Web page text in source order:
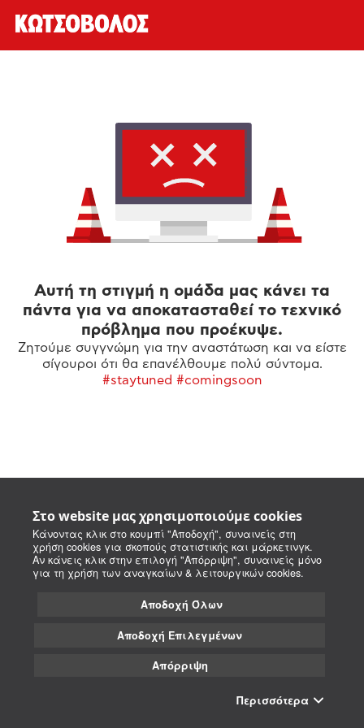
Στο website μας χρησιμοποιούμε cookies
Κάνοντας κλικ στο κουμπί "Αποδοχή", συναινείς στη
χρήση cookies για σκοπούς στατιστικής και μάρκετινγκ.
Αν κάνεις κλικ στην επιλογή "Απόρριψη", συναινείς μόνο
για τη χρήση των αναγκαίων & λειτουργικών cookies.
Αποδοχή Όλων
Αποδοχή Επιλεγμένων
Απόρριψη
Περισσότερα
Αυτή τη στιγμή η ομάδα μας κάνει τα
πάντα για να αποκατασταθεί το τεχνικό
πρόβλημα που προέκυψε.
Ζητούμε συγγνώμη για την αναστάτωση και να είστε
σίγουροι ότι θα επανέλθουμε πολύ σύντομα.
#staytuned #comingsoon